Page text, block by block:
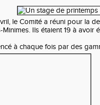
le Comité a réuni pour la
Minimes. Ils étaient 19 à avoir
à chaque fois par des